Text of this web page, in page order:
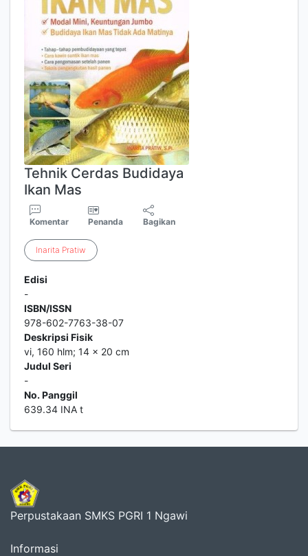
Tehnik Cerdas Budidaya
Ikan Mas
Komentar Penanda Bagikan
Inarita Pratiw
Edisi
-
ISBN/ISSN
978-602-7763-38-07
Deskripsi Fisik
vi, 160 hlm; 14 x 20 cm
Judul Seri
-
No. Panggil
639.34 INA t
Perpustakaan SMKS PGRI 1 Ngawi
Informasi